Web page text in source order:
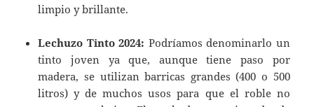
limpio y brillante.
Lechuzo Tinto 2024: Podríamos denominarlo un
tinto joven ya que, aunque tiene paso por
madera, se utilizan barricas grandes (400 o 500
litros) y de muchos usos para que el roble no